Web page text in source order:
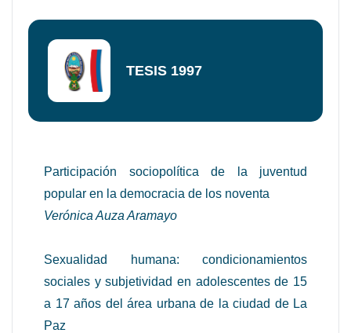
TESIS 1997
Participación sociopolítica de la juventud
popular en la democracia de los noventa
Verónica Auza Aramayo
Sexualidad humana: condicionamientos
sociales y subjetividad en adolescentes de 15
a 17 años del área urbana de la ciudad de La
Paz